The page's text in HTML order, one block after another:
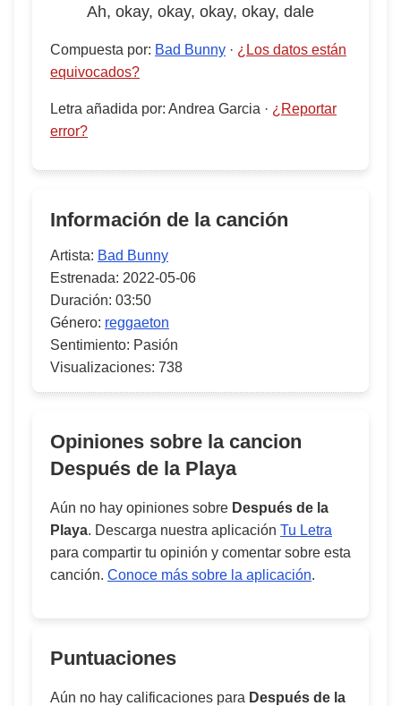
Ah, okay, okay, okay, okay, dale
Compuesta por: Bad Bunny · ¿Los datos están
equivocados?
Letra añadida por: Andrea Garcia · ¿Reportar
error?
Información de la canción
Artista: Bad Bunny
Estrenada: 2022-05-06
Duración: 03:50
Género: reggaeton
Sentimiento: Pasión
Visualizaciones: 738
Opiniones sobre la cancion
Después de la Playa
Aún no hay opiniones sobre Después de la
Playa. Descarga nuestra aplicación Tu Letra
para compartir tu opinión y comentar sobre esta
canción. Conoce más sobre la aplicación.
Puntuaciones
Aún no hay calificaciones para Después de la